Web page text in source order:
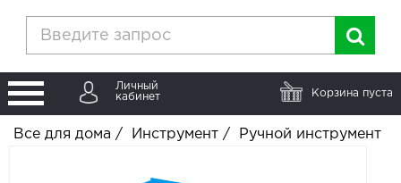
Личный
кабинет
Корзина пуста
Все для дома / Инструмент / Ручной инструмент